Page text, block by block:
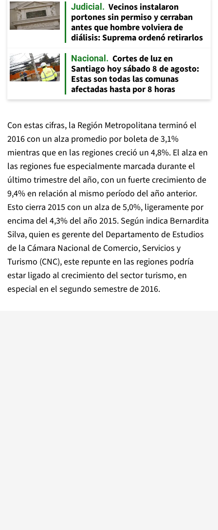
Judicial
Vecinos instalaron
portones sin permiso y cerraban
antes que hombre volviera de
diálisis: Suprema ordenó retirarlos
Nacional
Cortes de luz en
Santiago hoy sábado 8 de agosto:
Estas son todas las comunas
afectadas hasta por 8 horas
Con estas cifras, la Región Metropolitana terminó el
2016 con un alza promedio por boleta de 3,1%
mientras que en las regiones creció un 4,8%. El alza en
las regiones fue especialmente marcada durante el
último trimestre del año, con un fuerte crecimiento de
9,4% en relación al mismo período del año anterior.
Esto cierra 2015 con un alza de 5,0%, ligeramente por
encima del 4,3% del año 2015. Según indica Bernardita
Silva, quien es gerente del Departamento de Estudios
de la Cámara Nacional de Comercio, Servicios y
Turismo (CNC), este repunte en las regiones podría
estar ligado al crecimiento del sector turismo, en
especial en el segundo semestre de 2016.